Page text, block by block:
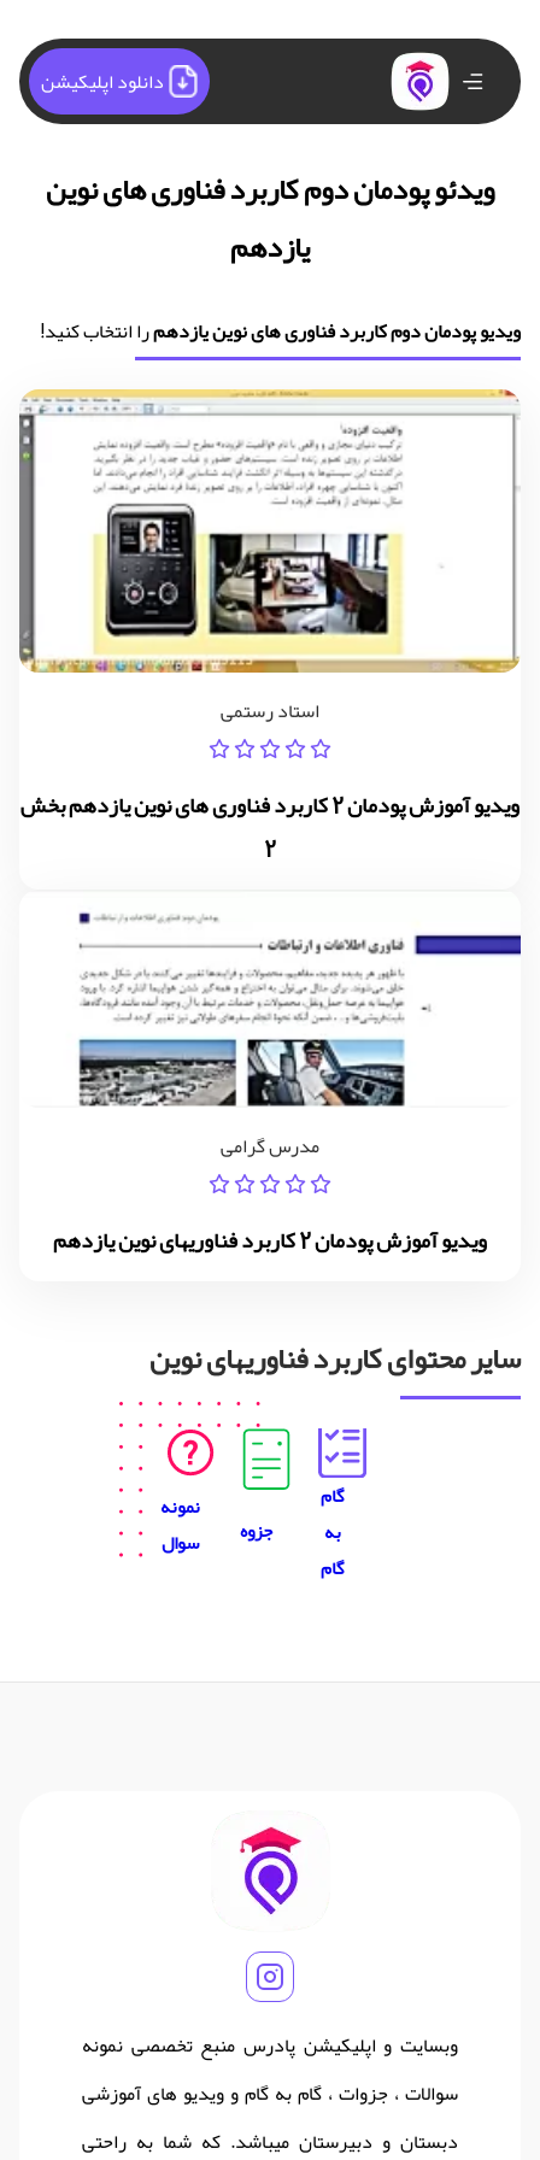
دانلود اپلیکیشن
ویدئو پودمان دوم کاربرد فناوری های نوین
یازدهم
ویدیو پودمان دوم کاربرد فناوری های نوین یازدهمرا انتخاب کنید!
استاد رستمی
ویدیو آموزش پودمان 2 کاربرد فناوری های نوین یازدهم بخش
2
مدرس گرامی
ویدیو آموزش پودمان 2 کاربرد فناوریهای نوین یازدهم
سایر محتوای کاربرد فناوریهای نوین
گام
به
گام
جزوه
نمونه
سوال
وبسایت و اپلیکیشن پادرس منبع تخصصی نمونه
سوالات ، جزوات ، گام به گام و ویدیو های آموزشی
دبستان و دبیرستان میباشد. که شما به راحتی